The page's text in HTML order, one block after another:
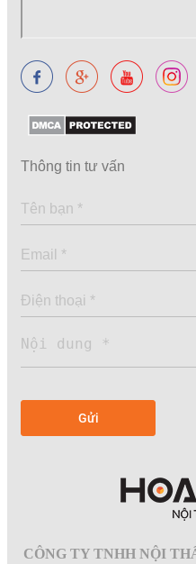
Thông tin tư vấn
CÔNG TY TNHH NỘI